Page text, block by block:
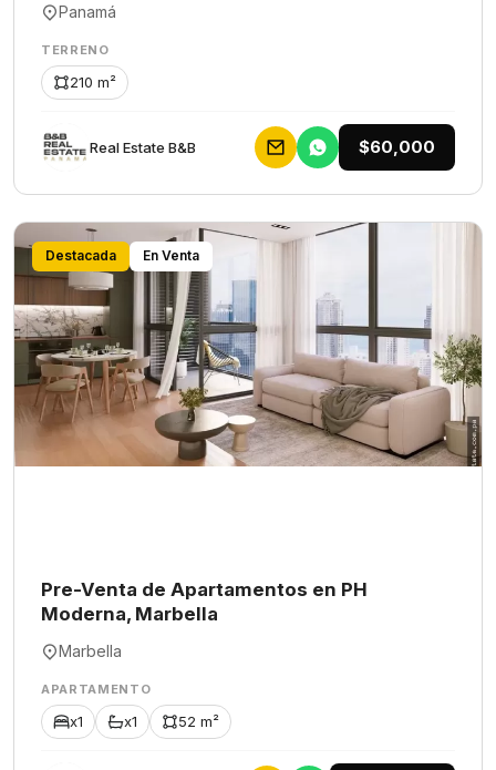
Panamá
TERRENO
210 m²
Rеаl Еstаtе В&В $60,000
Destacada En Venta
Pre-Venta de Apartamentos en PH
Moderna, Marbella
Marbella
APARTAMENTO
x1 x1 52 m²